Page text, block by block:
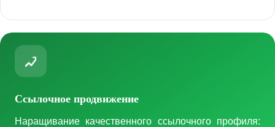
Ссылочное продвижение
Наращивание качественного ссылочного профиля: